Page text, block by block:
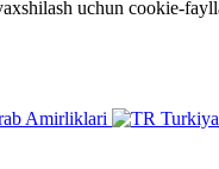
uchun cookie-
Amirliklari Turkiya